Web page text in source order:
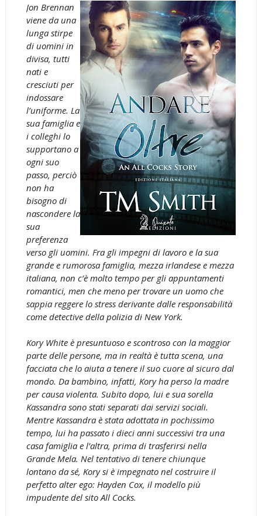
Jon Brennan
viene da una
lunga stirpe
di uomini in
divisa, tutti
nati e
cresciuti per
indossare
l’uniforme. La
sua famiglia e
i colleghi lo
supportano a
ogni suo
passo, perciò
non ha
bisogno di
nascondere la
sua
preferenza
verso gli uomini. Fra gli impegni di lavoro e la sua
grande e rumorosa famiglia, mezza irlandese e mezza
italiana, non c’è molto tempo per gli appuntamenti
romantici, men che meno per trovare un uomo che
sappia reggere lo stress derivante dalle responsabilità
come detective della polizia di New York.
Kory White è presuntuoso e scontroso con la maggior
parte delle persone, ma in realtà è tutta scena, una
facciata che lo aiuta a tenere il suo cuore al sicuro dal
mondo. Da bambino, infatti, Kory ha perso la madre
per causa violenta. Subito dopo, lui e sua sorella
Kassandra sono stati separati dai servizi sociali.
Mentre Kassandra è stata adottata in pochissimo
tempo, lui ha passato i dieci anni successivi tra una
casa famiglia e l’altra, prima di trasferirsi nella
Grande Mela. Nel tentativo di tenere chiunque
lontano da sé, Kory si è impegnato nel costruire il
perfetto alter ego: Hayden Cox, il modello più
impudente del sito All Cocks.